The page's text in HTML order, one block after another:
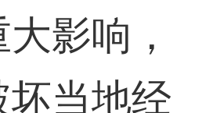
影响，
坏当地经